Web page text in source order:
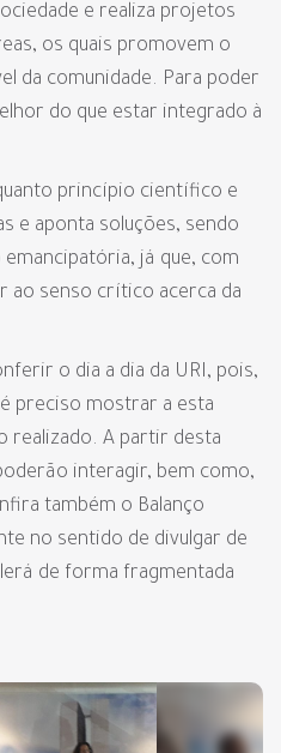
e realiza projetos
os quais promovem o
da comunidade. Para poder
do que estar integrado à
princípio científico e
e aponta soluções, sendo
emancipatória, já que, com
ao senso crítico acerca da
o dia a dia da URI, pois,
preciso mostrar a esta
realizado. A partir desta
interagir, bem como,
também o Balanço
no sentido de divulgar de
de forma fragmentada